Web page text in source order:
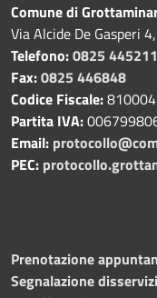
Comune di
Via Alcide De Gasperi
Telefono:0825 445211
Fax:0825 446848
Codice Fiscale:
Partita IVA:
Email:
PEC:
Prenotazione
Segnalazione